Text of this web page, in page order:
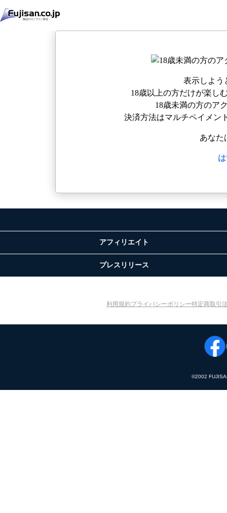
表示しよう
18歳以上の方だけが楽し
18歳未満の方のア
決済方法はマルチペイメン
あなた
アフィリエイト
プレスリリース
利用規約プライバシーポリシー特定商取引
©︎2002